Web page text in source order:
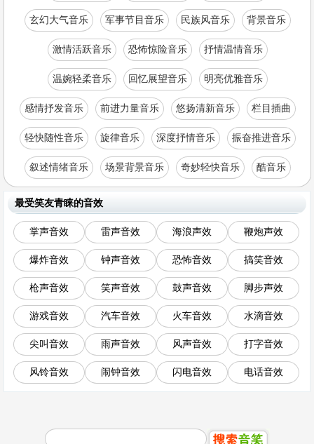
玄幻大气音乐 军事节目音乐 民族风音乐 背景音乐
激情活跃音乐 恐怖惊险音乐 抒情温情音乐
温婉轻柔音乐 回忆展望音乐 明亮优雅音乐
感情抒发音乐 前进力量音乐 悠扬清新音乐 栏目插曲
轻快随性音乐 旋律音乐 深度抒情音乐 振奋推进音乐
叙述情绪音乐 场景背景音乐 奇妙轻快音乐 酷音乐
最受笑友青睐的音效
掌声音效 雷声音效 海浪声效 鞭炮声效
爆炸音效 钟声音效 恐怖音效 搞笑音效
枪声音效 笑声音效 鼓声音效 脚步声效
游戏音效 汽车音效 火车音效 水滴音效
尖叫音效 雨声音效 风声音效 打字音效
风铃音效 闹钟音效 闪电音效 电话音效